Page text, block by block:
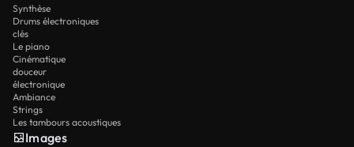
Synthèse
Drums électroniques
clés
Le piano
Cinématique
douceur
électronique
Ambiance
Strings
Les tambours acoustiques
Images